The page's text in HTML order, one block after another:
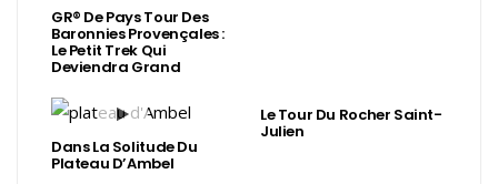
GR® De Pays Tour Des
Baronnies Provençales :
Le Petit Trek Qui
Deviendra Grand
Dans La Solitude Du
Plateau D’Ambel
Le Tour Du Rocher Saint-
Julien